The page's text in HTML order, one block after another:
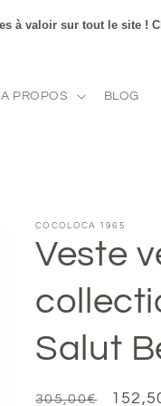
à valoir sur tout le site !
A PROPOS BLOG
COCOLOCA 1965
Veste
Salut
Prix
305,00€
Prix